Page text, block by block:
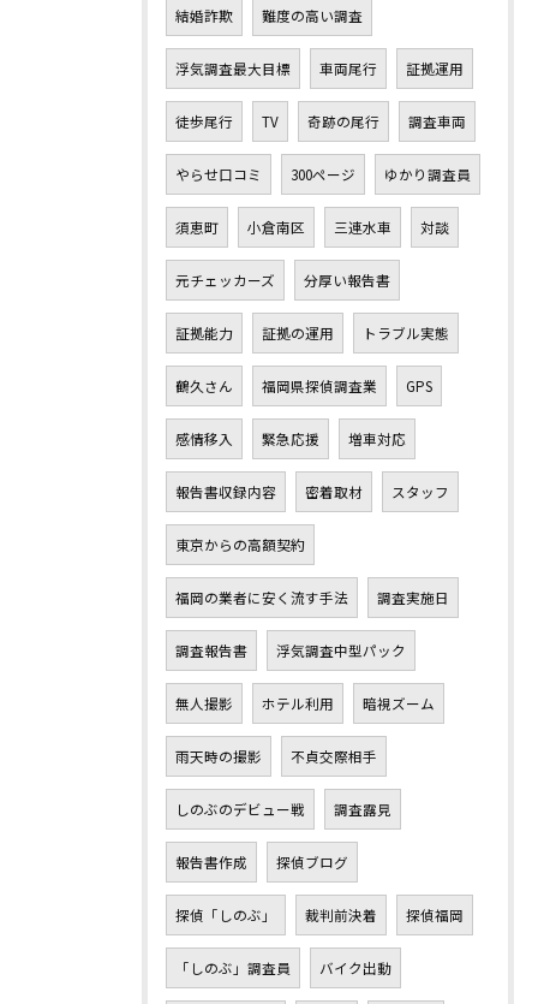
結婚詐欺 難度の高い調査
浮気調査最大目標 車両尾行 証拠運用
徒歩尾行 TV 奇跡の尾行 調査車両
やらせ口コミ 300ページ ゆかり調査員
須恵町 小倉南区 三連水車 対談
元チェッカーズ 分厚い報告書
証拠能力 証拠の運用 トラブル実態
鶴久さん 福岡県探偵調査業 GPS
感情移入 緊急応援 増車対応
報告書収録内容 密着取材 スタッフ
東京からの高額契約
福岡の業者に安く流す手法 調査実施日
調査報告書 浮気調査中型パック
無人撮影 ホテル利用 暗視ズーム
雨天時の撮影 不貞交際相手
しのぶのデビュー戦 調査露見
報告書作成 探偵ブログ
探偵「しのぶ」 裁判前決着 探偵福岡
「しのぶ」調査員 バイク出動